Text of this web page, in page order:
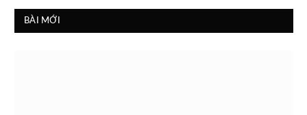
BÀI MỚI